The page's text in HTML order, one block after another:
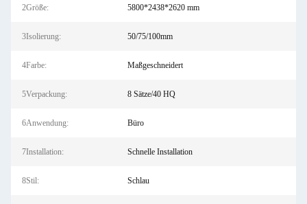
2Größe: 5800*2438*2620 mm
3Isolierung: 50/75/100mm
4Farbe: Maßgeschneidert
5Verpackung: 8 Sätze/40 HQ
6Anwendung: Büro
7Installation: Schnelle Installation
8Stil: Schlau